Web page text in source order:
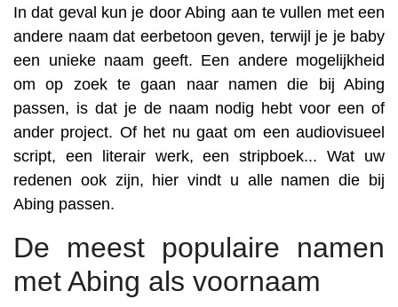
In dat geval kun je door Abing aan te vullen met een
andere naam dat eerbetoon geven, terwijl je je baby
een unieke naam geeft. Een andere mogelijkheid
om op zoek te gaan naar namen die bij Abing
passen, is dat je de naam nodig hebt voor een of
ander project. Of het nu gaat om een audiovisueel
script, een literair werk, een stripboek... Wat uw
redenen ook zijn, hier vindt u alle namen die bij
Abing passen.
De meest populaire namen
met Abing als voornaam